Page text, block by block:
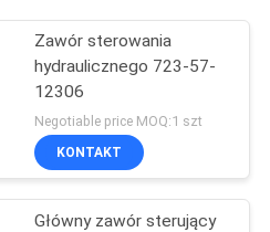
Zawór sterowania
hydraulicznego 723-57-
12306
Negotiable price MOQ:1 szt
KONTAKT
Główny zawór sterujący